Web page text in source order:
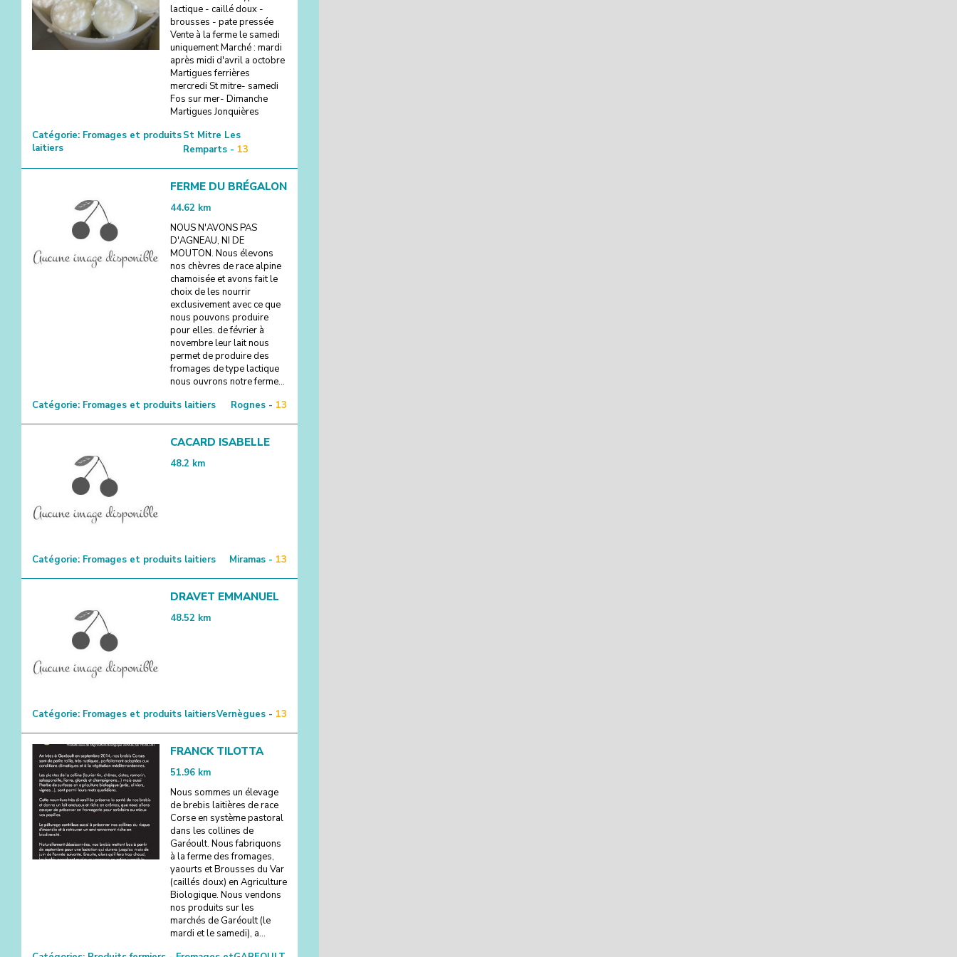
lactique - caillé doux -
brousses - pate pressée
Vente à la ferme le samedi
uniquement Marché : mardi
après midi d'avril a octobre
Martigues ferrières
mercredi St mitre- samedi
Fos sur mer- Dimanche
Martigues Jonquières
Catégorie: Fromages et produits
laitiers
St Mitre Les
Remparts - 13
FERME DU BRÉGALON
44.62 km
NOUS N'AVONS PAS
D'AGNEAU, NI DE
MOUTON. Nous élevons
nos chèvres de race alpine
chamoisée et avons fait le
choix de les nourrir
exclusivement avec ce que
nous pouvons produire
pour elles. de février à
novembre leur lait nous
permet de produire des
fromages de type lactique
nous ouvrons notre ferme...
Catégorie: Fromages et produits laitiers Rognes - 13
CACARD ISABELLE
48.2 km
Catégorie: Fromages et produits laitiers Miramas - 13
DRAVET EMMANUEL
48.52 km
Catégorie: Fromages et produits laitiersVernègues - 13
FRANCK TILOTTA
51.96 km
Nous sommes un élevage
de brebis laitières de race
Corse en système pastoral
dans les collines de
Garéoult. Nous fabriquons
à la ferme des fromages,
yaourts et Brousses du Var
(caillés doux) en Agriculture
Biologique. Nous vendons
nos produits sur les
marchés de Garéoult (le
mardi et le samedi), a...